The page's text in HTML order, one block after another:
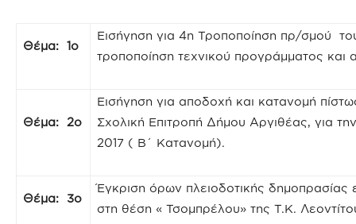
Θέμα: 1ο
Εισήγηση για 4η Τροποποίηση πρ/σμού
τροποποίηση τεχνικού προγράμματος και
Θέμα: 2ο
Εισήγηση για αποδοχή και κατανομή
Σχολική Επιτροπή Δήμου Αργιθέας, για
2017 ( Β΄ Κατανομή).
Θέμα: 3ο
Έγκριση όρων πλειοδοτικής
στη θέση « Τσομπρέλου» της Τ.Κ.